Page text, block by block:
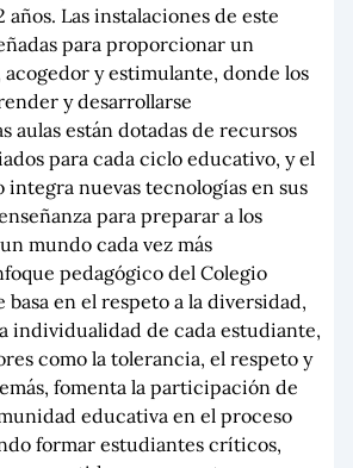
años. Las instalaciones de este
para proporcionar un
y estimulante, donde los
y desarrollarse
aulas están dotadas de recursos
para cada ciclo educativo, y el
integra nuevas tecnologías en sus
para preparar a los
mundo cada vez más
pedagógico del Colegio
basa en el respeto a la diversidad,
individualidad de cada estudiante,
como la tolerancia, el respeto y
fomenta la participación de
educativa en el proceso
formar estudiantes críticos,